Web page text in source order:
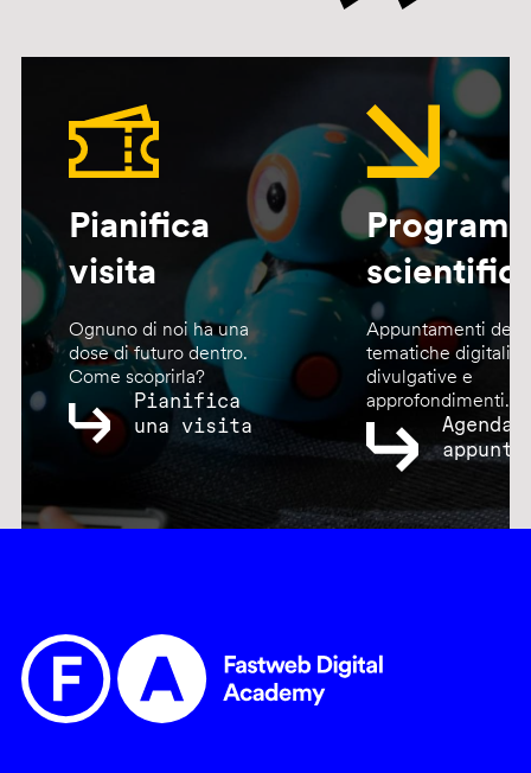
Pianifica
visita
Ognuno di noi ha una
dose di futuro dentro.
Come scoprirla?
Pianifica
una visita
Appuntamenti
tematiche digitali,
divulgative e
approfondimenti.
Agenda